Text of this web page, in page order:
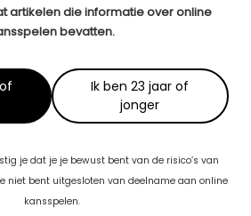
artikelen die informatie over online
bevatten.
Ik ben 23 jaar of
jonger
je dat je je bewust bent van de risico’s van
niet bent uitgesloten van deelname aan online
kansspelen.
gekomen in samenwerking met:
Knaap
buurt
Blush Skin Clinic